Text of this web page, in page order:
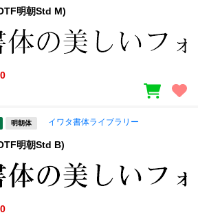
明朝Std M)
明朝体 イワタ書体ライブラリー
明朝Std B)